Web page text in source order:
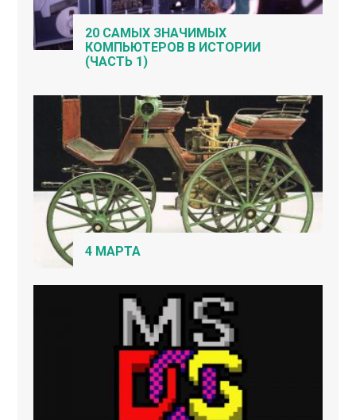
20 САМЫХ ЗНАЧИМЫХ
КОМПЬЮТЕРОВ В ИСТОРИИ
(ЧАСТЬ 1)
4 МАРТА